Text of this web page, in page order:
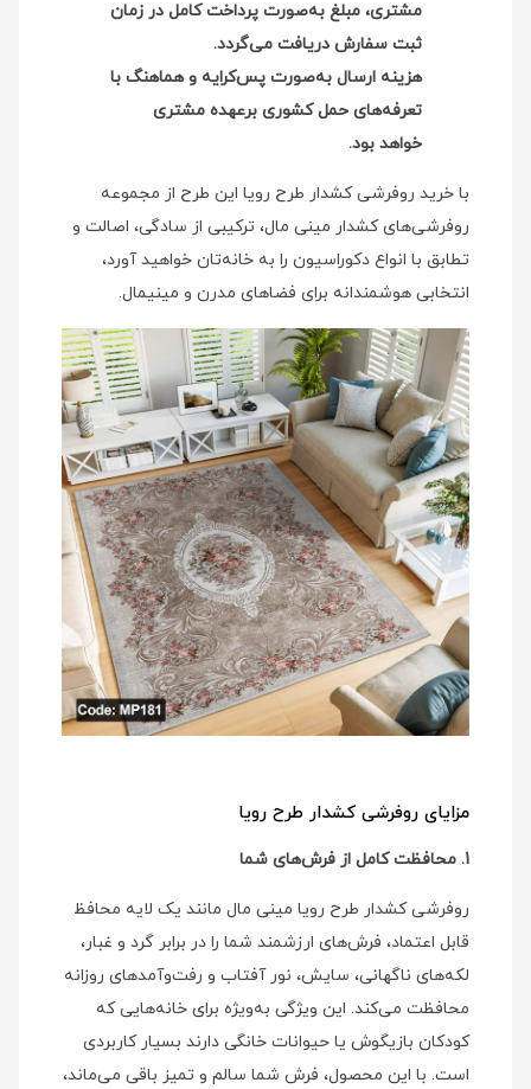
مشتری، مبلغ به‌صورت پرداخت کامل در زمان
ثبت سفارش دریافت می‌گردد.
هزینه ارسال به‌صورت پس‌کرایه و هماهنگ با
تعرفه‌های حمل کشوری برعهده مشتری
خواهد بود.
با خرید روفرشی کشدار طرح رویا این طرح از مجموعه
روفرشی‌های کشدار مینی‌ مال، ترکیبی از سادگی، اصالت و
تطابق با انواع دکوراسیون را به خانه‌تان خواهید آورد،
انتخابی هوشمندانه برای فضاهای مدرن و مینیمال.
مزایای روفرشی کشدار طرح رویا
1. محافظت کامل از فرش‌های شما
روفرشی کشدار طرح رویا مینی‌ مال مانند یک لایه محافظ
قابل اعتماد، فرش‌های ارزشمند شما را در برابر گرد و غبار،
لکه‌های ناگهانی، سایش، نور آفتاب و رفت‌وآمدهای روزانه
محافظت می‌کند. این ویژگی به‌ویژه برای خانه‌هایی که
کودکان بازیگوش یا حیوانات خانگی دارند بسیار کاربردی
است. با این محصول، فرش شما سالم و تمیز باقی می‌ماند،